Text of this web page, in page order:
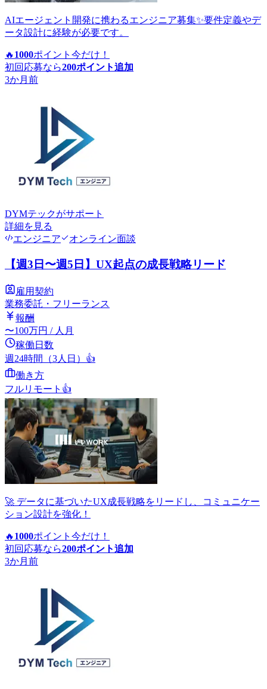
AIエージェント開発に携わるエンジニア募集✨要件定義やデ
ータ設計に経験が必要です。
🔥 1000ポイント 今だけ！
初回応募なら200ポイント追加
3か月前
DYMテックがサポート
詳細を見る
エンジニア
オンライン面談
【週3日〜週5日】UX起点の成長戦略リード
雇用契約
業務委託・フリーランス
報酬
〜100万円 / 人月
稼働日数
週24時間（3人日） 👍
働き方
フルリモート 👍
🚀 データに基づいたUX成長戦略をリードし、コミュニケー
ション設計を強化！
🔥 1000ポイント 今だけ！
初回応募なら200ポイント追加
3か月前